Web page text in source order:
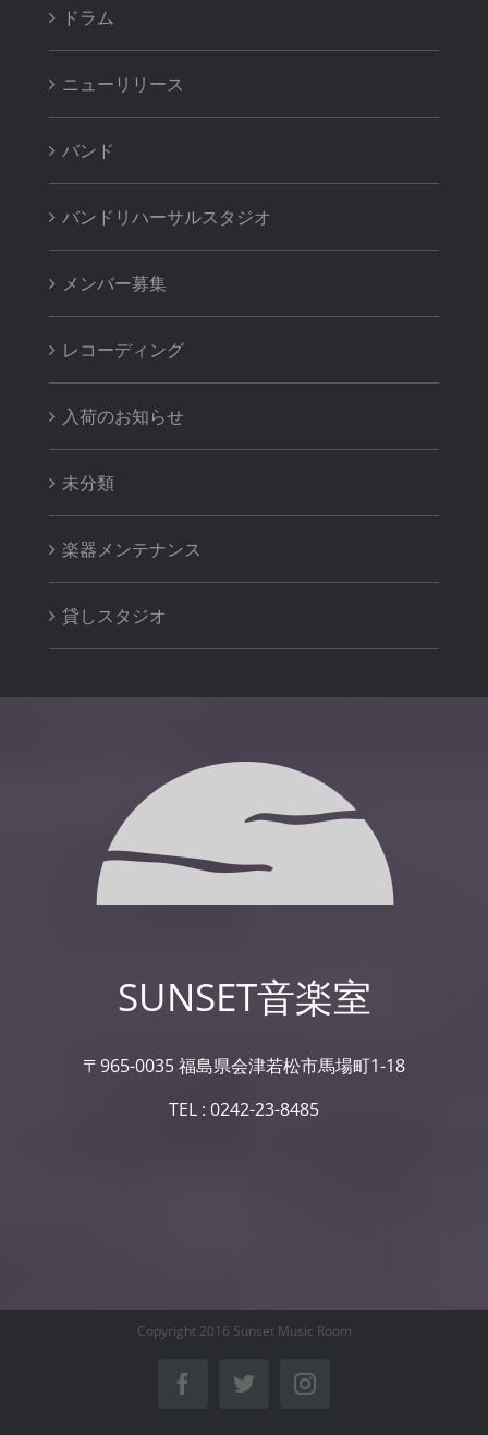
ドラム
ニューリリース
バンド
バンドリハーサルスタジオ
メンバー募集
レコーディング
入荷のお知らせ
未分類
楽器メンテナンス
貸しスタジオ
SUNSET音楽室
〒965-0035 福島県会津若松市馬場町1-18
TEL : 0242-23-8485
Copyright 2016 Sunset Music Room
FacebookTwitterInstagram